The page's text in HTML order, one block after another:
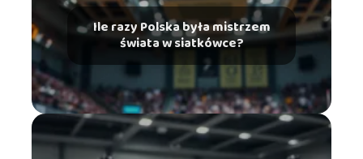
Ile razy Polska była mistrzem
świata w siatkówce?